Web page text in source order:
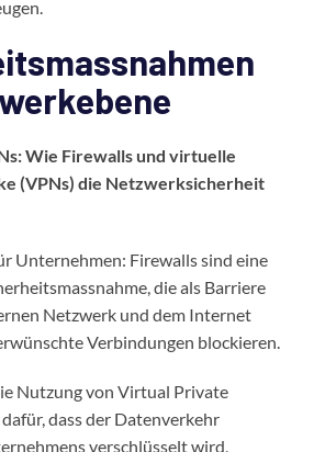
Wie Firewalls und virtuelle
(VPNs) die Netzwerksicherheit
Unternehmen: Firewalls sind eine
die als Barriere
Netzwerk und dem Internet
Verbindungen blockieren.
Nutzung von Virtual Private
dass der Datenverkehr
verschlüsselt wird,